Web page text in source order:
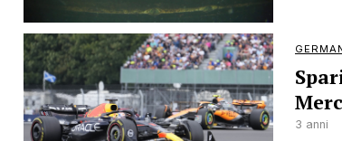
3 anni